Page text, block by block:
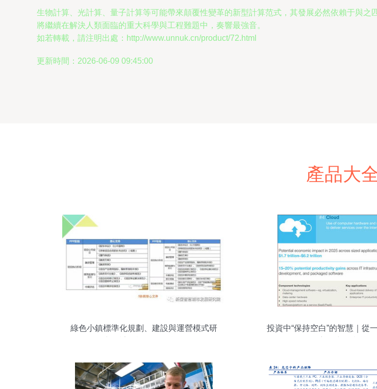
生物計算、光計算、量子計算等可能帶來顛覆性變革的新型計算范式，其發展必然依賴于與
將繼續在解決人類面臨的重大科學與工程難題中，奏響最強音。
如若轉載，請注明出處：http://www.unnuk.cn/product/72.html
更新時間：2026-06-09 09:45:00
產品大
綠色小鎮標準化規劃、建設與運營模式研
投資中“保持空白”的智慧｜從